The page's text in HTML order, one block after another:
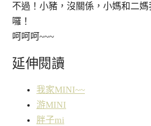
不過！小豬，沒關係，小媽和二
囉！
呵呵呵~~~
延伸閱讀
我家MINI~~
游MINI
胖子mi